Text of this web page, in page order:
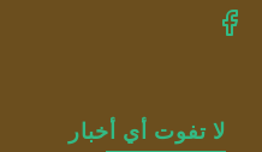
لا تفوت أي أخبار